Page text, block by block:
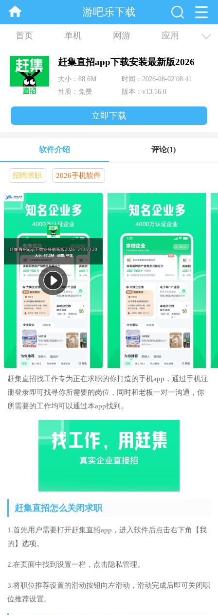
游吧乐下载
首页 单机 网游 应用
资讯 合集
赶集直招app下载安装最新版2026
大小：88.6M
时间：2026-08-02 08:41
性质：免费
版本：v13.56.0
立即下载
软件介绍 评论(1)
招聘求职 2026手机软件
赶集直招找工作专为正在求职的你打造的手机app，通过手机注
册登录即可找寻你所需要的岗位，同时和老板一对一沟通，你
所需要的工作均可以通过本app找到。
赶集直招怎么关闭求职
1.首先用户需要打开赶集直招app，进入软件后点击右下角【我
的】选项。
2.在页面中找到设置一栏，点击隐私管理。
3.将职位推荐设置的滑动按钮向左滑动，滑动完成后即可关闭职
位推荐设置。